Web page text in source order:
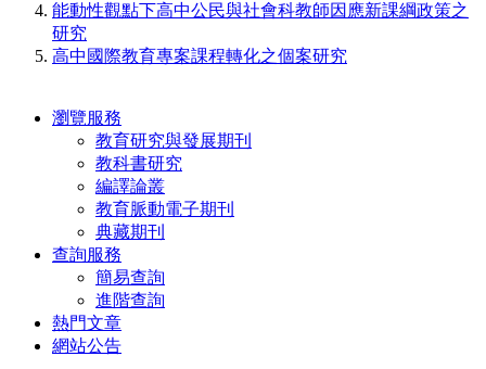
能動性觀點下高中公民與社會科教師因應新課綱政策之
研究
高中國際教育專案課程轉化之個案研究
瀏覽服務
教育研究與發展期刊
教科書研究
編譯論叢
教育脈動電子期刊
典藏期刊
查詢服務
簡易查詢
進階查詢
熱門文章
網站公告